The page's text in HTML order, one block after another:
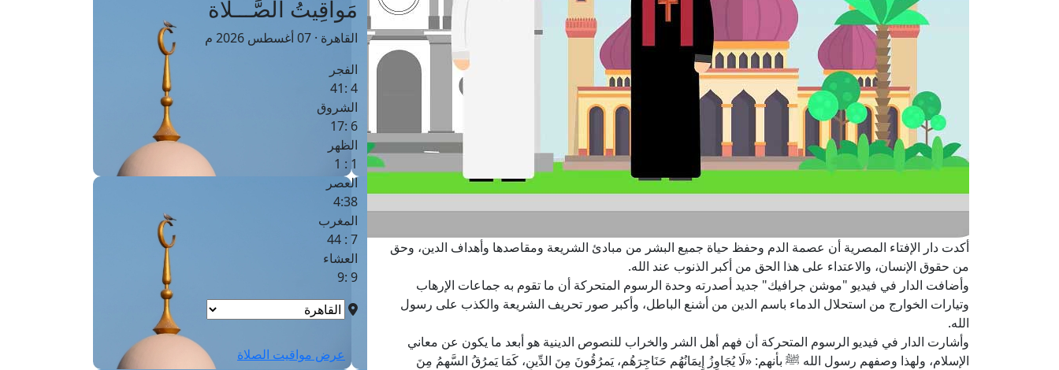
أكدت دار الإفتاء المصرية أن عصمة الدم وحفظ حياة جميع البشر من مبادئ الشريعة ومقاصدها وأهداف الدين، وحق
من حقوق الإنسان، والاعتداء على هذا الحق من أكبر الذنوب عند الله.
وأضافت الدار في فيديو "موشن جرافيك" جديد أصدرته وحدة الرسوم المتحركة أن ما تقوم به جماعات الإرهاب
وتيارات الخوارج من استحلال الدماء باسم الدين من أشنع الباطل، وأكبر صور تحريف الشريعة والكذب على رسول
الله.
وأشارت الدار في فيديو الرسوم المتحركة أن فهم أهل الشر والخراب للنصوص الدينية هو أبعد ما يكون عن معاني
الإسلام، ولهذا وصفهم رسول الله ﷺ بأنهم: «لَا يُجَاوِزُ إِيمَانُهُم حَنَاجِرَهُم، يَمرُقُونَ مِنَ الدِّينِ، كَمَا يَمرُقُ السَّهمُ مِنَ
مَواقِيتُ الصَّـــلاة
القاهرة · 07 أغسطس 2026 م
الفجر
4 :41
الشروق
6 :17
الظهر
1 : 1
العصر
4:38
المغرب
7 : 44
العشاء
9 :9
عرض مواقيت الصلاة